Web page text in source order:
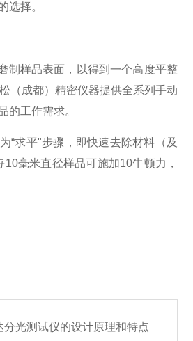
选择。
制样品表面，以得到一个高度平整
（成都）精密仪器提供全系列手动
的工作需求。
“求平"步骤，即快速去除材料（及
10毫米直径样品可施加10牛顿力，
分光测试仪的设计原理和特点